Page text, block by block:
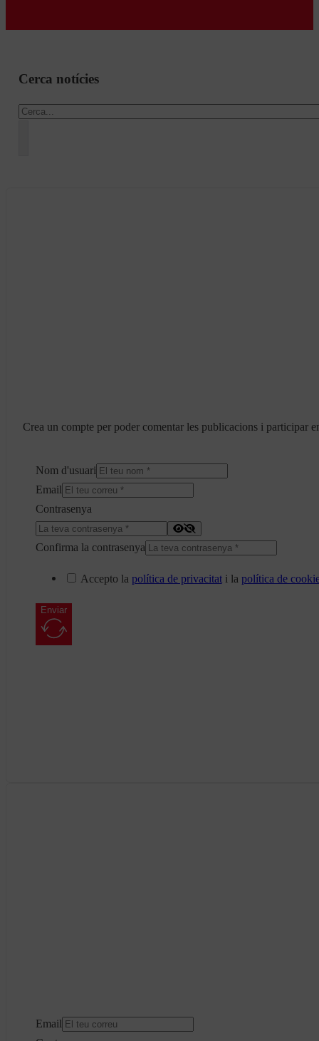
Cerca notícies
Cercar
Crea un compte per poder comentar les publicacions i participar
Nom d'usuari
Email
Contrasenya
Confirma la contrasenya
Accepto la política de privacitati la política de
Enviar
Email